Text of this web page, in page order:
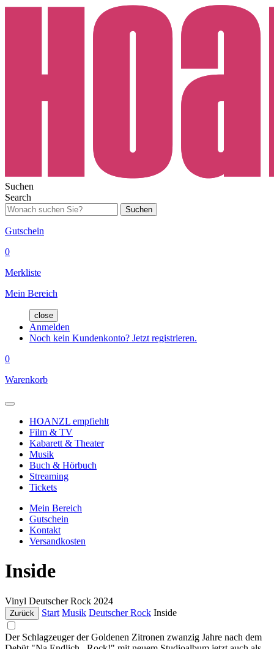
Suchen
Search
Suchen
Gutschein
0
Merkliste
Mein Bereich
close
Anmelden
Noch kein Kundenkonto? Jetzt registrieren.
0
Warenkorb
HOANZL empfiehlt
Film & TV
Kabarett & Theater
Musik
Buch & Hörbuch
Streaming
Tickets
Mein Bereich
Gutschein
Kontakt
Versandkosten
Inside
Vinyl Deutscher Rock 2024
Zurück Start Musik Deutscher Rock Inside
Der Schlagzeuger der Goldenen Zitronen zwanzig Jahre nach dem